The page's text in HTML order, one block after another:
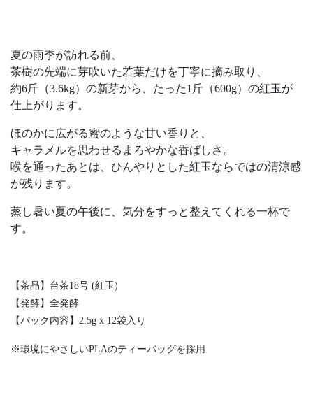
夏の雨季が訪れる前、
茶樹の先端に芽吹いた若葉だけを丁寧に摘み取り、
約6斤（3.6kg）の新芽から、たった1斤（600g）の紅玉が
仕上がります。
ほのかに広がる蜜のような甘い香りと、
キャラメルを思わせるまろやかな香ばしさ。
喉を通ったあとは、ひんやりとした紅玉ならではの清涼感
が残ります。
蒸し暑い夏の午後に、気分をすっと整えてくれる一杯で
す。
【茶品】台茶18号 (紅玉)
【発酵】全発酵
【パック内容】 2.5g x 12袋入り
※環境にやさしいPLAのティーバッグを採用